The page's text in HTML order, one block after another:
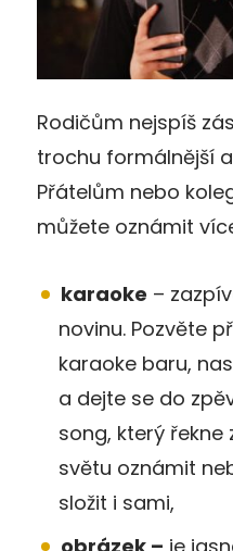
Rodičům nejspíš
trochu formálnější
Přátelům nebo
můžete oznámit
karaoke –
novinu. Pozvěte
karaoke baru,
a dejte se do
song, který
světu oznámit
složit i sami,